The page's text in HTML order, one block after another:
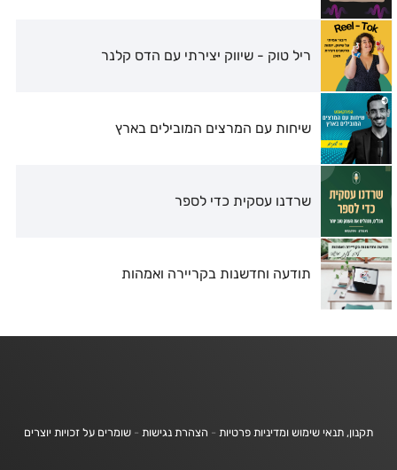
ריל טוק - שיווק יצירתי עם הדס קלנר
שיחות עם המרצים המובילים בארץ
שרדנו עסקית כדי לספר
תודעה וחדשנות בקריירה ואמהות
תקנון, תנאי שימוש ומדיניות פרטיות - הצהרת נגישות - שומרים על זכויות יוצרים